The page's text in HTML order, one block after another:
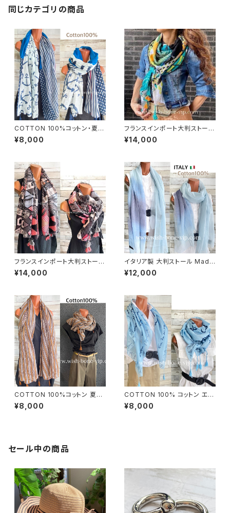
同じカテゴリの商品
COTTON 100%コットン・夏の
ストール インポート大判ストー
ル ｜通気性・肌触りの良いロン
¥8,000
フランスインポート大判ストー
ル・スクエア調タッセル付き ポリ
エステル ストール・スカーフ｜ア
¥14,000
フランスインポート大判ストー
ル・スクエア調タッセル付き ポリ
エステル ストール・スカーフ｜幾
¥14,000
イタリア製 大判ストール Made
in ITALY COTTON 100% コ
ットン｜ロングストール・心地よ
¥12,000
COTTON 100%コットン 夏の
ストール インポート大判・ロング
ストール・通気性・肌触り良いス
¥8,000
COTTON 100% コットン エッ
フェル塔 インポート大判ストー
ル ・心地よい肌触りのスカーフ/
¥8,000
セール中の商品